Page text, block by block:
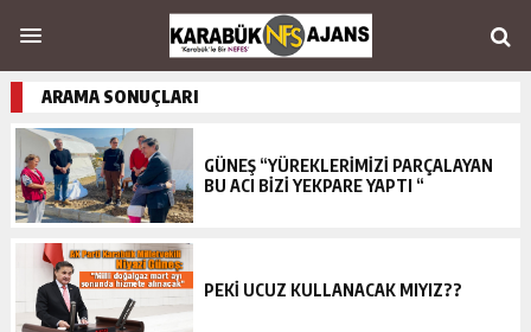
ARAMA SONUÇLARI
GÜNEŞ “YÜREKLERİMİZİ PARÇALAYAN
BU ACI BİZİ YEKPARE YAPTI “
PEKİ UCUZ KULLANACAK MIYIZ??